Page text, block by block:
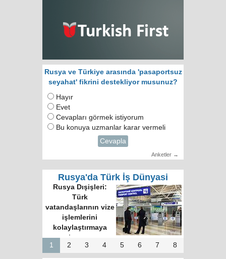
Rusya ve Türkiye arasında 'pasaportsuz
seyahat' fikrini destekliyor musunuz?
Hayır
Evet
Cevapları görmek istiyorum
Bu konuya uzmanlar karar vermeli
Cevapla
Anketler →
Rusya'da Türk İş Dünyasi
Rusya Dışişleri:
Türk
vatandaşlarının vize
işlemlerini
kolaylaştırmaya
hazırız
1
2 3 4 5 6 7 8